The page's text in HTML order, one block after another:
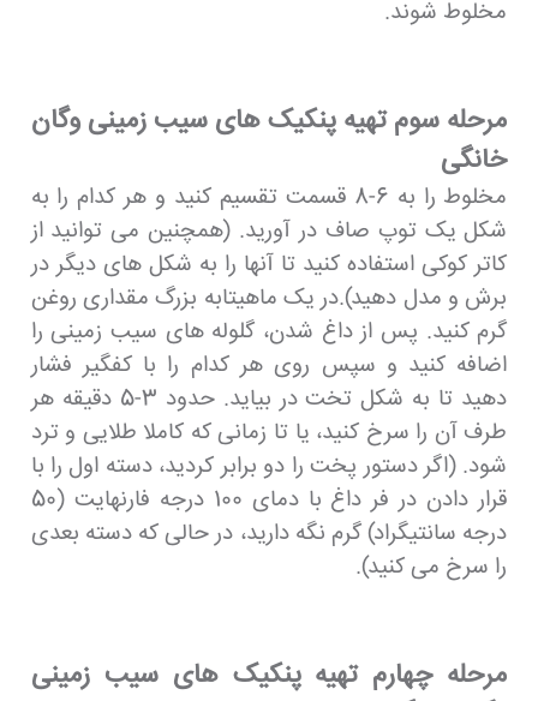
مخلوط شوند.
مرحله سوم تهیه پنکیک های سیب زمینی وگان
خانگی
مخلوط را به 6-8 قسمت تقسیم کنید و هر کدام را به
شکل یک توپ صاف در آورید. (همچنین می توانید از
کاتر کوکی استفاده کنید تا آنها را به شکل های دیگر در
برش و مدل دهید).در یک ماهیتابه بزرگ مقداری روغن
گرم کنید. پس از داغ شدن، گلوله های سیب زمینی را
اضافه کنید و سپس روی هر کدام را با کفگیر فشار
دهید تا به شکل تخت در بیاید. حدود 3-5 دقیقه هر
طرف آن را سرخ کنید، یا تا زمانی که کاملا طلایی و ترد
شود. (اگر دستور پخت را دو برابر کردید، دسته اول را با
قرار دادن در فر داغ با دمای 100 درجه فارنهایت (50
درجه سانتیگراد) گرم نگه دارید، در حالی که دسته بعدی
را سرخ می کنید).
مرحله چهارم تهیه پنکیک های سیب زمینی